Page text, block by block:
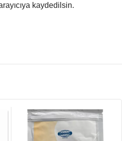
kaydedilsin.